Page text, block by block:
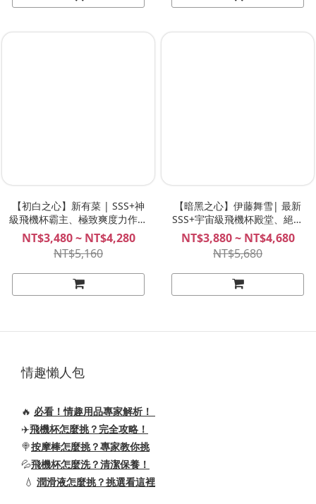
【初白之心】新有菜 | SSS+神
級飛機杯霸主、極致爽度力作、
橋本有菜 飛機杯 Plan B
NT$3,480 ~ NT$4,280
NT$5,160
【暗黑之心】伊藤舞雪| 最新
SSS+宇宙級飛機杯殿堂、絕頂
榨精名器、伊藤舞雪飛機杯
Plan B
NT$3,880 ~ NT$4,680
NT$5,680
情趣懶人包
🔥 必看！情趣用品專家解析！
✈️飛機杯怎麼挑？完全攻略！
🍭按摩棒怎麼挑？專家教你挑
💦飛機杯怎麼洗？清潔保養！
💧 潤滑液怎麼挑？挑選看這裡